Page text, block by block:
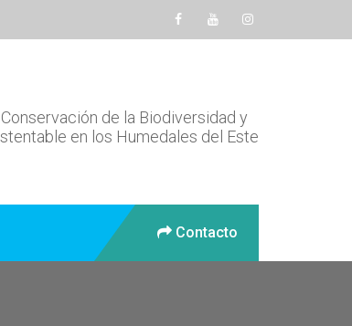
de la Biodiversidad y
en los Humedales del Este
Contacto